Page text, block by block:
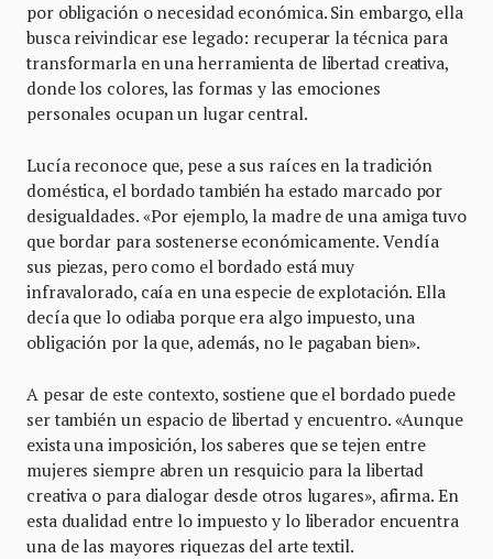
por obligación o necesidad económica. Sin embargo, ella
busca reivindicar ese legado: recuperar la técnica para
transformarla en una herramienta de libertad creativa,
donde los colores, las formas y las emociones
personales ocupan un lugar central.
Lucía reconoce que, pese a sus raíces en la tradición
doméstica, el bordado también ha estado marcado por
desigualdades. «Por ejemplo, la madre de una amiga tuvo
que bordar para sostenerse económicamente. Vendía
sus piezas, pero como el bordado está muy
infravalorado, caía en una especie de explotación. Ella
decía que lo odiaba porque era algo impuesto, una
obligación por la que, además, no le pagaban bien».
A pesar de este contexto, sostiene que el bordado puede
ser también un espacio de libertad y encuentro. «Aunque
exista una imposición, los saberes que se tejen entre
mujeres siempre abren un resquicio para la libertad
creativa o para dialogar desde otros lugares», afirma. En
esta dualidad entre lo impuesto y lo liberador encuentra
una de las mayores riquezas del arte textil.